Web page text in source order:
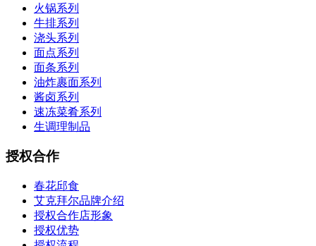
火锅系列
牛排系列
浇头系列
面点系列
面条系列
油炸裹面系列
酱卤系列
速冻菜肴系列
生调理制品
授权合作
春花邱食
艾克拜尔品牌介绍
授权合作店形象
授权优势